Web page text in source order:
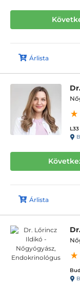
Árlista
Árlista